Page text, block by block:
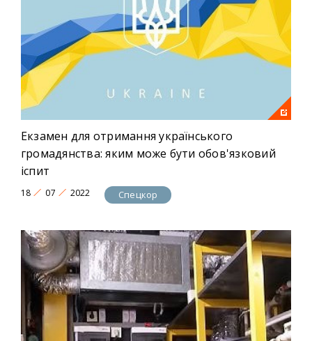
Екзамен для отримання українського
громадянства: яким може бути обов'язковий
іспит
18 07 2022 Спецкор